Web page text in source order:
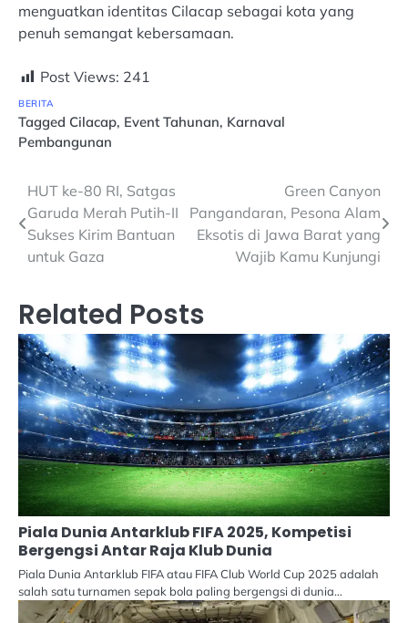
menguatkan identitas Cilacap sebagai kota yang
penuh semangat kebersamaan.
Post Views: 241
BERITA
Tagged Cilacap, Event Tahunan, Karnaval
Pembangunan
Navigasi
pos
HUT ke-80 RI, Satgas
Garuda Merah Putih-II
Sukses Kirim Bantuan
untuk Gaza
Green Canyon
Pangandaran, Pesona Alam
Eksotis di Jawa Barat yang
Wajib Kamu Kunjungi
Related Posts
Piala Dunia Antarklub FIFA 2025, Kompetisi
Bergengsi Antar Raja Klub Dunia
Piala Dunia Antarklub FIFA atau FIFA Club World Cup 2025 adalah
salah satu turnamen sepak bola paling bergengsi di dunia…